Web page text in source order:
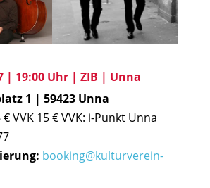
| 19:00 Uhr | ZIB | Unna
1 | 59423 Unna
€ VVK 15 € VVK: i-Punkt Unna
booking@kulturverein-